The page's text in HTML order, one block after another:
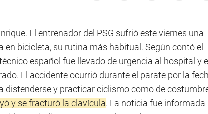
El entrenador del PSG sufrió este viernes una
bicicleta, su rutina más habitual. Según contó el
español fue llevado de urgencia al hospital y
El accidente ocurrió durante el parate por la
distenderse y practicar ciclismo como de
y se fracturó la clavícula. La noticia fue informada